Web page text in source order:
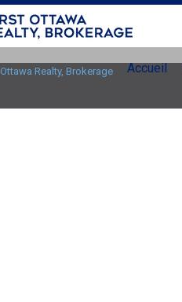
Accueil
Realty, Brokerage